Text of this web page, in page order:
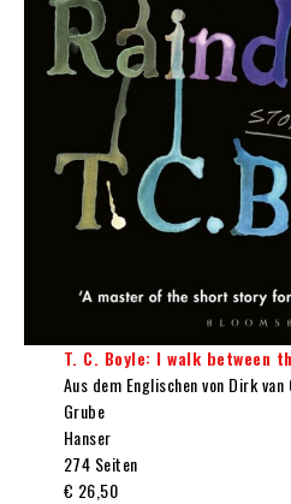
T. C. Boyle: I walk between
Aus dem Englischen von Dirk
Grube
Hanser
274 Seiten
€ 26,50